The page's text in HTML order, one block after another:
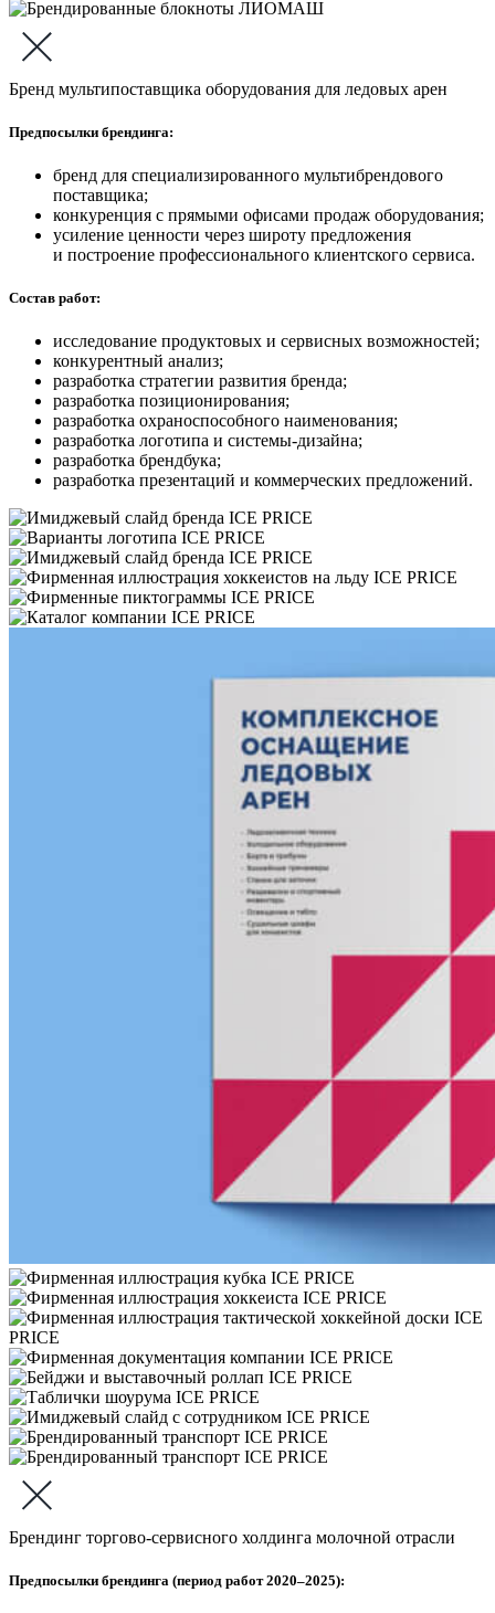
Бренд мультипоставщика оборудования для ледовых арен
Предпосылки брендинга:
бренд для специализированного мультибрендового
поставщика;
конкуренция с прямыми офисами продаж оборудования;
усиление ценности через широту предложения
и построение профессионального клиентского сервиса.
Состав работ:
исследование продуктовых и сервисных возможностей;
конкурентный анализ;
разработка стратегии развития бренда;
разработка позиционирования;
разработка охраноспособного наименования;
разработка логотипа и системы-дизайна;
разработка брендбука;
разработка презентаций и коммерческих предложений.
Брендинг торгово-сервисного холдинга молочной отрасли
Предпосылки брендинга (период работ 2020–2025):